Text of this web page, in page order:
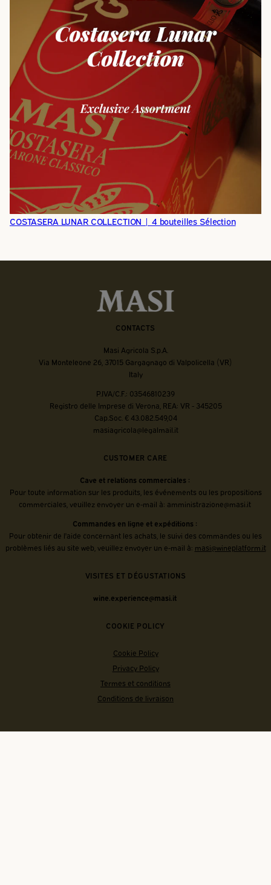
COSTASERA LUNAR COLLECTION | 4 bouteilles Sélection
CONTACTS
Masi Agricola S.p.A.
Via Monteleone 26, 37015 Gargagnago di Valpolicella (VR)
Italy
P.IVA/C.F.: 03546810239
Registro delle Imprese di Verona, REA: VR - 345205
Cap.Soc. € 43.082.549,04
masiagricola@legalmail.it
CUSTOMER CARE
Cave et relations commerciales :
Pour toute information sur les produits, les événements ou les propositions
commerciales, veuillez envoyer un e-mail à: amministrazione@masi.it
Commandes en ligne et expéditions :
Pour obtenir de l'aide concernant les achats, le suivi des commandes ou les
problèmes liés au site web, veuillez envoyer un e-mail à: masi@wineplatform.it
VISITES ET DÉGUSTATIONS
wine.experience@masi.it
COOKIE POLICY
Cookie Policy
Privacy Policy
Termes et conditions
Conditions de livraison